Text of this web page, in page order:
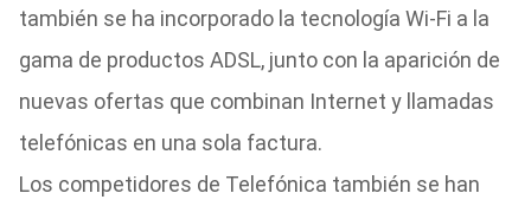
también se ha incorporado la tecnología Wi-Fi a la
gama de productos ADSL, junto con la aparición de
nuevas ofertas que combinan Internet y llamadas
telefónicas en una sola factura.
Los competidores de Telefónica también se han